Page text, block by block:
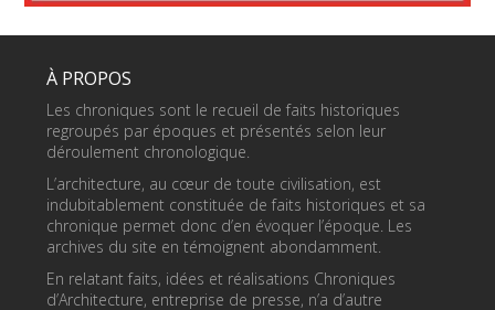
À PROPOS
Les chroniques sont le recueil de faits historiques
regroupés par époques et présentés selon leur
déroulement chronologique.
L’architecture, au cœur de toute civilisation, est
indubitablement constituée de faits historiques et sa
chronique permet donc d’en évoquer l’époque. Les
archives du site en témoignent abondamment.
En relatant faits, idées et réalisations Chroniques
d’Architecture, entreprise de presse, n’a d’autre